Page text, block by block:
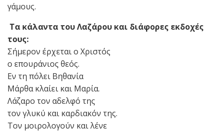
γάμους.
Τα κάλαντα του Λαζάρου και διάφορες εκδοχές
τους:
Σήμερον έρχεται ο Χριστός
ο επουράνιος θεός.
Εν τη πόλει Βηθανία
Μάρθα κλαίει και Μαρία.
Λάζαρο τον αδελφό της
τον γλυκύ και καρδιακόν της.
Τον μοιρολογούν και λένε